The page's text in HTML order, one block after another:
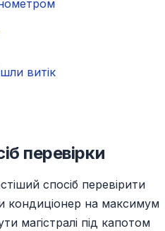
витік
перевірки
спосіб перевірити
кондиціонер на максимум
магістралі під капотом